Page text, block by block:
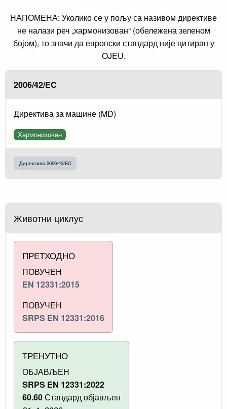
НАПОМЕНА: Уколико се у пољу са називом директиве
не налази реч „хармонизован“ (обележена зеленом
бојом), то значи да европски стандард није цитиран у
OJEU.
2006/42/EC
Директива за машине (MD)
Хармонизован
Директива 2006/42/EC
Животни циклус
ПРЕТХОДНО
ПОВУЧЕН
EN 12331:2015
ПОВУЧЕН
SRPS EN 12331:2016
ТРЕНУТНО
ОБЈАВЉЕН
SRPS EN 12331:2022
60.60Стандард објављен